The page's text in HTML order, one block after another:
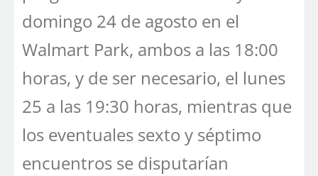
domingo 24 de agosto en el
Walmart Park, ambos a las 18:00
horas, y de ser necesario, el lunes
25 a las 19:30 horas, mientras que
los eventuales sexto y séptimo
encuentros se disputarían